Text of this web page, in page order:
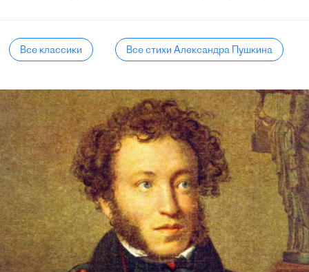
Все классики Все стихи Александра Пушкина